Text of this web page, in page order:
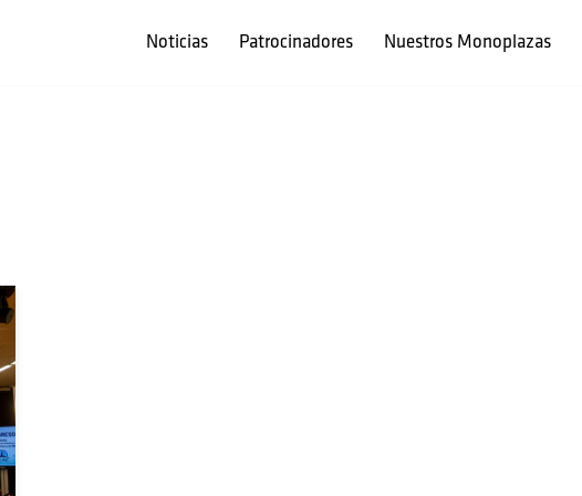
Noticias Patrocinadores Nuestros Monoplazas